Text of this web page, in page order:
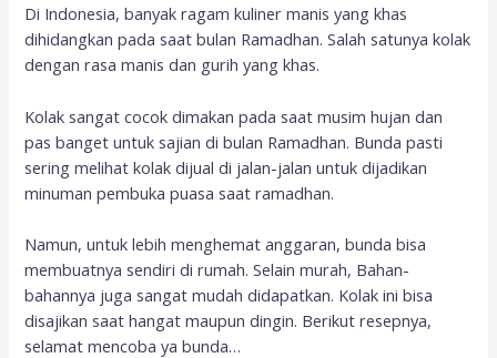
Di Indonesia, banyak ragam kuliner manis yang khas
dihidangkan pada saat bulan Ramadhan. Salah satunya kolak
dengan rasa manis dan gurih yang khas.
Kolak sangat cocok dimakan pada saat musim hujan dan
pas banget untuk sajian di bulan Ramadhan. Bunda pasti
sering melihat kolak dijual di jalan-jalan untuk dijadikan
minuman pembuka puasa saat ramadhan.
Namun, untuk lebih menghemat anggaran, bunda bisa
membuatnya sendiri di rumah. Selain murah, Bahan-
bahannya juga sangat mudah didapatkan. Kolak ini bisa
disajikan saat hangat maupun dingin. Berikut resepnya,
selamat mencoba ya bunda…